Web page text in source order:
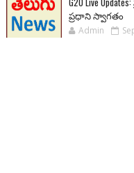
ప్రధాని స్వాగతం
Admin